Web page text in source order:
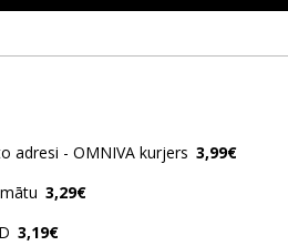
adresi - OMNIVA kurjers 3,99€
3,29€
3,19€